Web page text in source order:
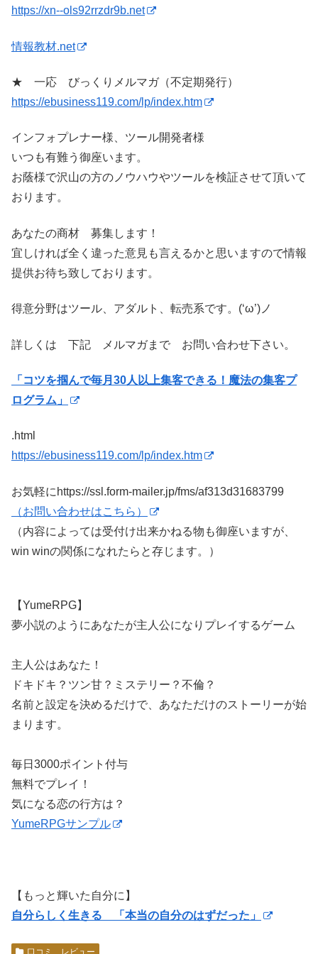
https://xn--ols92rrzdr9b.net
情報教材.net
★ 一応 びっくりメルマガ（不定期発行）
https://ebusiness119.com/lp/index.htm
インフォプレナー様、ツール開発者様
いつも有難う御座います。
お蔭様で沢山の方のノウハウやツールを検証させて頂いて
おります。
あなたの商材 募集します！
宜しければ全く違った意見も言えるかと思いますので情報
提供お待ち致しております。
得意分野はツール、アダルト、転売系です。(‘ω’)ノ
詳しくは 下記 メルマガまで お問い合わせ下さい。
「コツを掴んで毎月30人以上集客できる！魔法の集客プ
ログラム」
.html
https://ebusiness119.com/lp/index.htm
お気軽にhttps://ssl.form-mailer.jp/fms/af313d31683799
（お問い合わせはこちら）
（内容によっては受付け出来かねる物も御座いますが、
win winの関係になれたらと存じます。）
【YumeRPG】
夢小説のようにあなたが主人公になりプレイするゲーム
主人公はあなた！
ドキドキ？ツン甘？ミステリー？不倫？
名前と設定を決めるだけで、あなただけのストーリーが始
まります。
毎日3000ポイント付与
無料でプレイ！
気になる恋の行方は？
YumeRPGサンプル
【もっと輝いた自分に】
自分らしく生きる 「本当の自分のはずだった」
口コミ レビュー